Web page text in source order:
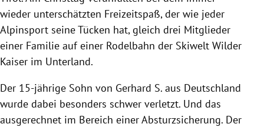
wieder unterschätzten Freizeitspaß, der wie jeder
Alpinsport seine Tücken hat, gleich drei Mitglieder
einer Familie auf einer Rodelbahn der Skiwelt Wilder
Kaiser im Unterland.
Der 15-jährige Sohn von Gerhard S. aus Deutschland
wurde dabei besonders schwer verletzt. Und das
ausgerechnet im Bereich einer Absturzsicherung. Der